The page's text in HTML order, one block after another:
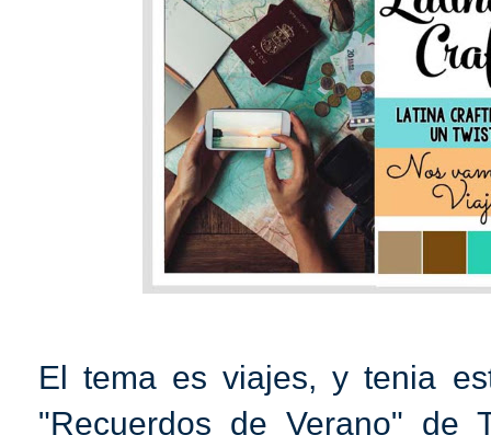
El tema es viajes, y tenia
"Recuerdos de Verano" de